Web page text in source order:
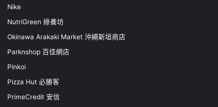
Nike
NutriGreen 綠養坊
Okinawa Arakaki Market 沖繩新垣商店
Parknshop 百佳網店
Pinkoi
Pizza Hut 必勝客
PrimeCredit 安信